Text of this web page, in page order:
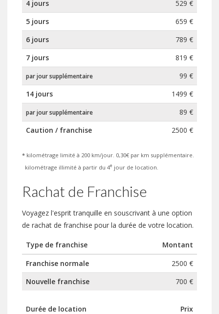
4 jours
529 €
5 jours
659 €
6 jours
789 €
7 jours
819 €
par jour supplémentaire
99 €
14 jours
1499 €
par jour supplémentaire
89 €
Caution / franchise
2500 €
* kilométrage limité à 200 km/jour. 0,30€ par km supplémentaire.
kilométrage illimité à partir du 4e jour de location.
Rachat de Franchise
Voyagez l'esprit tranquille en souscrivant à une option
de rachat de franchise pour la durée de votre location.
Type de franchise
Montant
Franchise normale
2500 €
Nouvelle franchise
700 €
Durée de location
Prix